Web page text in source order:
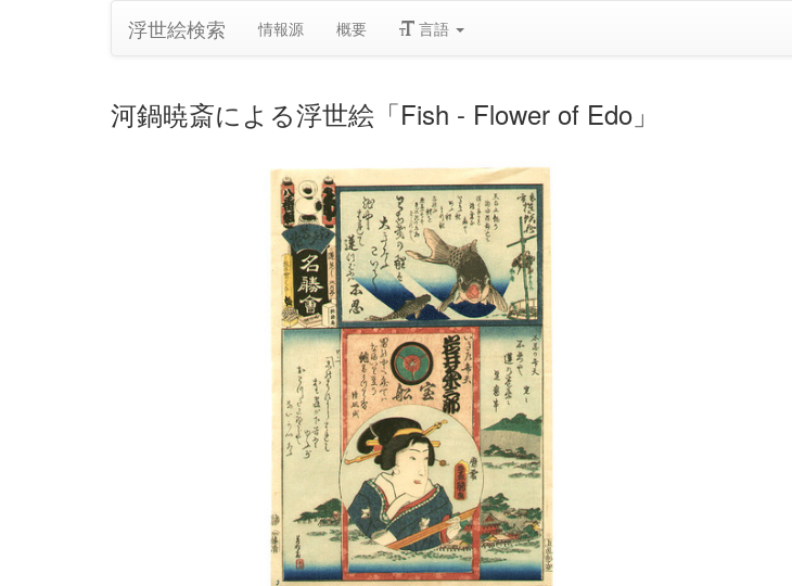
浮世絵検索 情報源 概要 言語
河鍋暁斎による浮世絵「Fish - Flower of Edo」